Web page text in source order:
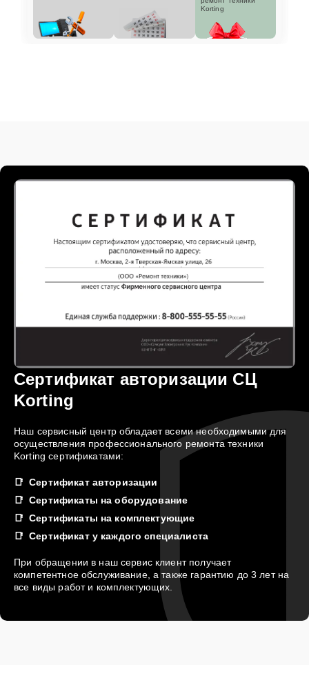
Korting
Сертификат авторизации СЦ
Korting
Наш сервисный центр обладает всеми необходимыми для
осуществления профессионального ремонта техники
Korting сертификатами:
Сертификат авторизации
Сертификаты на оборудование
Сертификаты на комплектующие
Сертификат у каждого специалиста
При обращении в наш сервис клиент получает
компетентное обслуживание, а также гарантию до 3 лет на
все виды работ и комплектующих.